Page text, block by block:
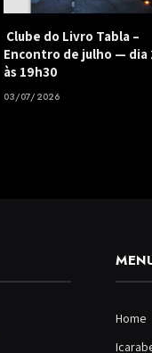
Clube do Livro Tabla –
Encontro de julho — dia
às 19h30
03/07/2026
Home